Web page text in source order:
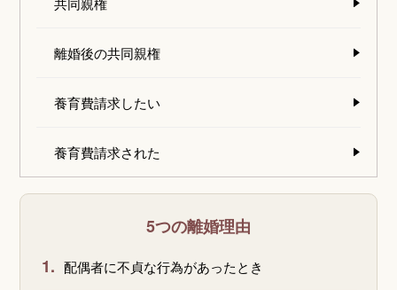
離婚後の共同親権
養育費請求したい
養育費請求された
5つの離婚理由
1. 配偶者に不貞な行為があったとき